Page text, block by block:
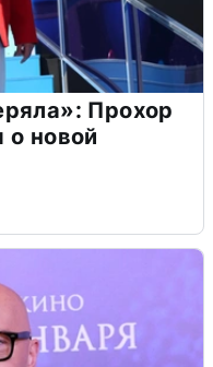
Прохор
о новой